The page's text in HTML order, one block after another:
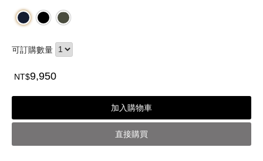
可訂購數量
NT$9,950
加入購物車
直接購買